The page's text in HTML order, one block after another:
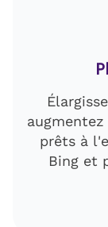
prêts à
Bing et